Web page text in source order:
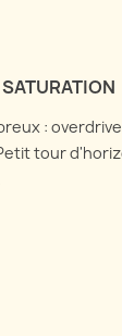
:
tour